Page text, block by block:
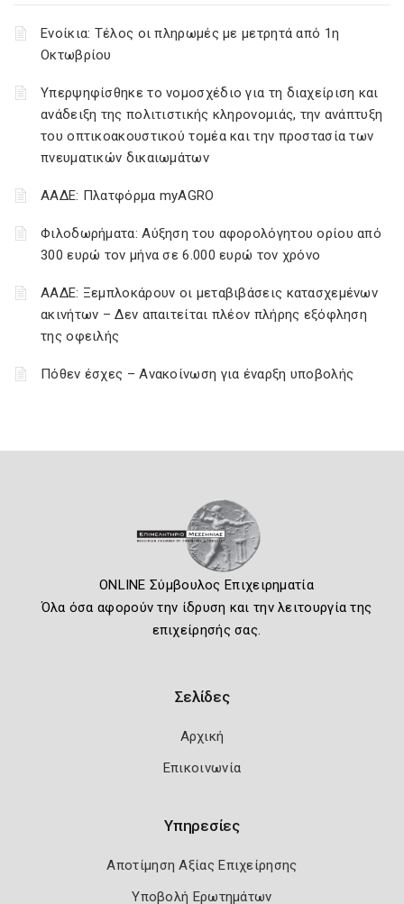
Ενοίκια: Τέλος οι πληρωμές με μετρητά από 1η
Οκτωβρίου
Υπερψηφίσθηκε το νομοσχέδιο για τη διαχείριση και
ανάδειξη της πολιτιστικής κληρονομιάς, την ανάπτυξη
του οπτικοακουστικού τομέα και την προστασία των
πνευματικών δικαιωμάτων
ΑΑΔΕ: Πλατφόρμα myAGRO
Φιλοδωρήματα: Αύξηση του αφορολόγητου ορίου από
300 ευρώ τον μήνα σε 6.000 ευρώ τον χρόνο
ΑΑΔΕ: Ξεμπλοκάρουν οι μεταβιβάσεις κατασχεμένων
ακινήτων – Δεν απαιτείται πλέον πλήρης εξόφληση
της οφειλής
Πόθεν έσχες – Ανακοίνωση για έναρξη υποβολής
ONLINE Σύμβουλος Επιχειρηματία
Όλα όσα αφορούν την ίδρυση και την λειτουργία της
επιχείρησής σας.
Σελίδες
Αρχική
Επικοινωνία
Υπηρεσίες
Αποτίμηση Αξίας Επιχείρησης
Υποβολή Ερωτημάτων